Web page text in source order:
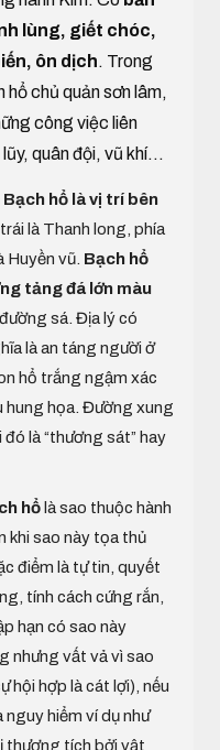
lùng, giết chóc,
ôn dịch. Trong
chủ quản sơn lâm,
công việc liên
quân đội, vũ khí...
hổ là vị trí bên
là Thanh long, phía
Huyền vũ. Bạch hổ
tảng đá lớn màu
sá. Địa lý có
là an táng người ở
hổ trắng ngậm xác
hung họa. Đường xung
là “thương sát” hay
hổ là sao thuộc hành
khi sao này tọa thủ
điểm là tự tin, quyết
tính cách cứng rắn,
hạn có sao này
nhưng vất vả vì sao
hội hợp là cát lợi), nếu
nguy hiểm ví dụ như
thương tích bởi vật